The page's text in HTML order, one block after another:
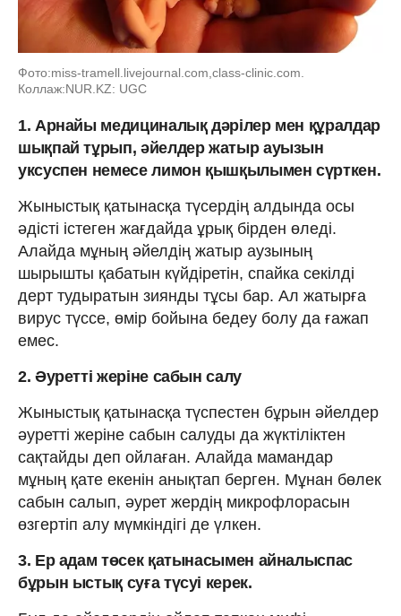
Фото:miss-tramell.livejournal.com,class-clinic.com.
Коллаж:NUR.KZ: UGC
1. Арнайы медициналық дәрілер мен құралдар
шықпай тұрып, әйелдер жатыр ауызын
уксуспен немесе лимон қышқылымен сүрткен.
Жыныстық қатынасқа түсердің алдында осы
әдісті істеген жағдайда ұрық бірден өледі.
Алайда мұның әйелдің жатыр аузының
шырышты қабатын күйдіретін, спайка секілді
дерт тудыратын зиянды тұсы бар. Ал жатырға
вирус түссе, өмір бойына бедеу болу да ғажап
емес.
2. Әуретті жеріне сабын салу
Жыныстық қатынасқа түспестен бұрын әйелдер
әуретті жеріне сабын салуды да жүктіліктен
сақтайды деп ойлаған. Алайда мамандар
мұның қате екенін анықтап берген. Мұнан бөлек
сабын салып, әурет жердің микрофлорасын
өзгертіп алу мүмкіндігі де үлкен.
3. Ер адам төсек қатынасымен айналыспас
бұрын ыстық суға түсуі керек.